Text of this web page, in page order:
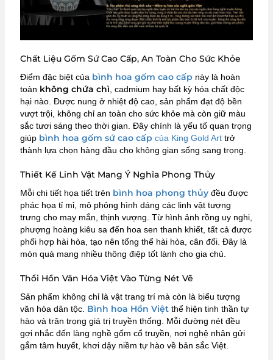
Chất Liệu Gốm Sứ Cao Cấp, An Toàn Cho Sức Khỏe
Điểm đặc biệt của bình hoa gốm cao cấp này là hoàn
toàn không chứa chì , cadmium hay bất kỳ hóa chất độc
hại nào. Được nung ở nhiệt độ cao, sản phẩm đạt độ bền
vượt trội, không chỉ an toàn cho sức khỏe mà còn giữ màu
sắc tươi sáng theo thời gian. Đây chính là yếu tố quan trọng
giúp bình hoa gốm sứ cao cấp của King Gold Art trở
thành lựa chọn hàng đầu cho không gian sống sang trọng.
Thiết Kế Linh Vật Mang Ý Nghĩa Phong Thủy
Mỗi chi tiết họa tiết trên bình hoa phong thủy đều được
phác họa tỉ mỉ, mô phỏng hình dáng các linh vật tượng
trưng cho may mắn, thịnh vượng. Từ hình ảnh rồng uy nghi,
phượng hoàng kiêu sa đến hoa sen thanh khiết, tất cả được
phối hợp hài hòa, tạo nên tổng thể hài hòa, cân đối. Đây là
món quà mang nhiều thông điệp tốt lành cho gia chủ.
Thổi Hồn Văn Hóa Việt Vào Từng Nét Vẽ
Sản phẩm không chỉ là vật trang trí mà còn là biểu tượng
văn hóa dân tộc. Bình hoa Hồn Việt thể hiện tinh thần tự
hào và trân trọng giá trị truyền thống. Mỗi đường nét đều
gợi nhắc đến làng nghề gốm cổ truyền, nơi nghệ nhân gửi
gắm tâm huyết, khơi dậy niềm tự hào về bản sắc Việt.